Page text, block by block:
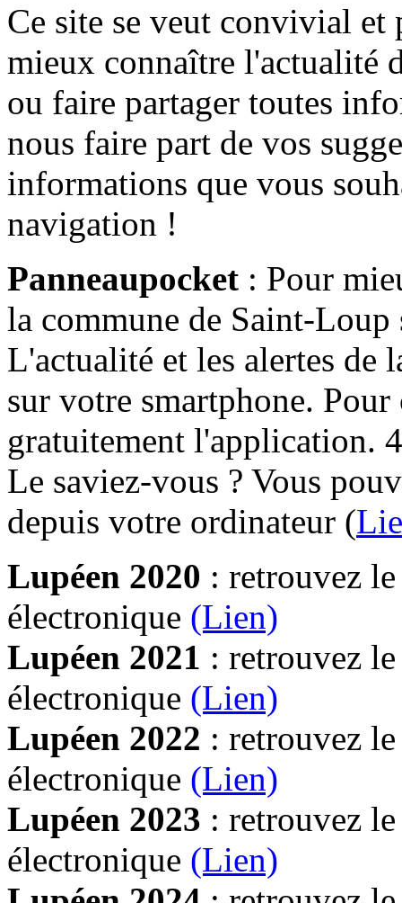
Ce site se veut convivial et
mieux connaître l'actualité
ou faire partager toutes
nous faire part de vos
informations que vous
navigation !
Panneaupocket : Pour
la commune de Saint-Loup
L'actualité et les alertes de
sur votre smartphone.
gratuitement l'application.
Le saviez-vous ? Vous
depuis votre ordinateur (
Lupéen 2020 : retrouvez
électronique (Lien)
Lupéen 2021 : retrouvez
électronique (Lien)
Lupéen 2022 : retrouvez
électronique (Lien)
Lupéen 2023 : retrouvez
électronique (Lien)